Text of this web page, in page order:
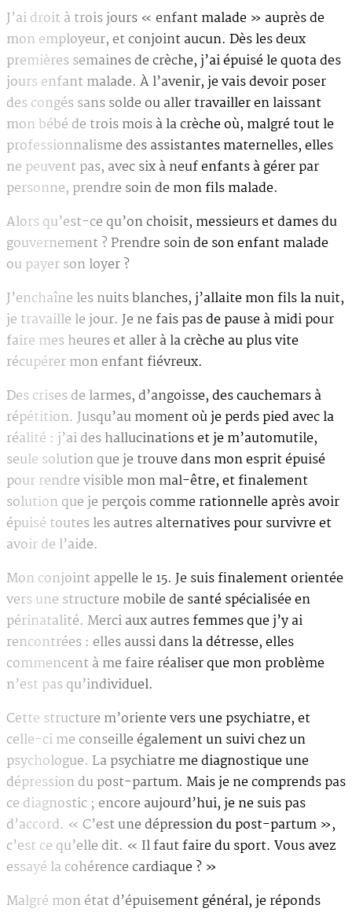
J’ai droit à trois jours « enfant malade » auprès de
mon employeur, et conjoint aucun. Dès les deux
premières semaines de crèche, j’ai épuisé le quota des
jours enfant malade. À l’avenir, je vais devoir poser
des congés sans solde ou aller travailler en laissant
mon bébé de trois mois à la crèche où, malgré tout le
professionnalisme des assistantes maternelles, elles
ne peuvent pas, avec six à neuf enfants à gérer par
personne, prendre soin de mon fils malade.
Alors qu’est-ce qu’on choisit, messieurs et dames du
gouvernement ? Prendre soin de son enfant malade
ou payer son loyer ?
J’enchaîne les nuits blanches, j’allaite mon fils la nuit,
je travaille le jour. Je ne fais pas de pause à midi pour
faire mes heures et aller à la crèche au plus vite
récupérer mon enfant fiévreux.
Des crises de larmes, d’angoisse, des cauchemars à
répétition. Jusqu’au moment où je perds pied avec la
réalité : j’ai des hallucinations et je m’automutile,
seule solution que je trouve dans mon esprit épuisé
pour rendre visible mon mal-être, et finalement
solution que je perçois comme rationnelle après avoir
épuisé toutes les autres alternatives pour survivre et
avoir de l’aide.
Mon conjoint appelle le 15. Je suis finalement orientée
vers une structure mobile de santé spécialisée en
périnatalité. Merci aux autres femmes que j’y ai
rencontrées : elles aussi dans la détresse, elles
commencent à me faire réaliser que mon problème
n’est pas qu’individuel.
Cette structure m’oriente vers une psychiatre, et
celle-ci me conseille également un suivi chez un
psychologue. La psychiatre me diagnostique une
dépression du post-partum. Mais je ne comprends pas
ce diagnostic ; encore aujourd’hui, je ne suis pas
d’accord. « C’est une dépression du post-partum »,
c’est ce qu’elle dit. « Il faut faire du sport. Vous avez
essayé la cohérence cardiaque ? »
Malgré mon état d’épuisement général, je réponds